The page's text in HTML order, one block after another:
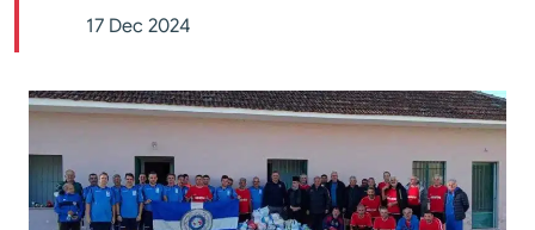
17 Dec 2024